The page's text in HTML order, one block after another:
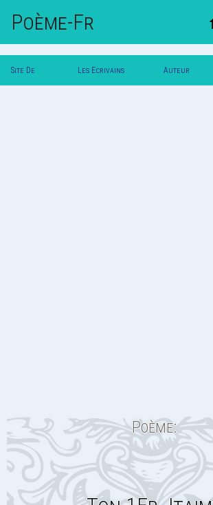
Poème-Fr
Site De Les Ecrivains Auteur
Poème: